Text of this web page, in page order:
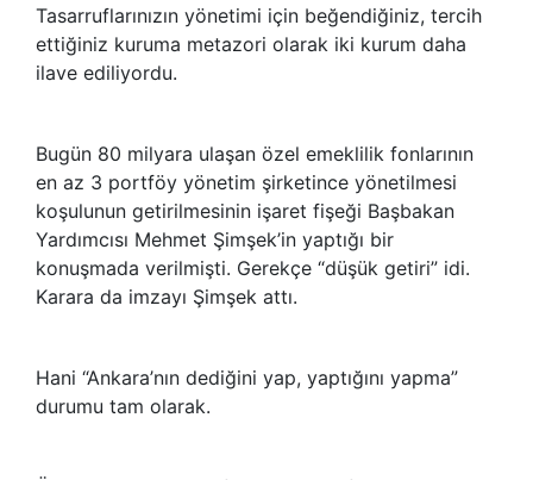
Tasarruflarınızın yönetimi için beğendiğiniz, tercih
ettiğiniz kuruma metazori olarak iki kurum daha
ilave ediliyordu.
Bugün 80 milyara ulaşan özel emeklilik fonlarının
en az 3 portföy yönetim şirketince yönetilmesi
koşulunun getirilmesinin işaret fişeği Başbakan
Yardımcısı Mehmet Şimşek’in yaptığı bir
konuşmada verilmişti. Gerekçe “düşük getiri” idi.
Karara da imzayı Şimşek attı.
Hani “Ankara’nın dediğini yap, yaptığını yapma”
durumu tam olarak.